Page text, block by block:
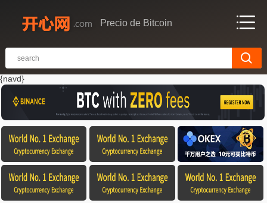
Precio de Bitcoin
{navd}